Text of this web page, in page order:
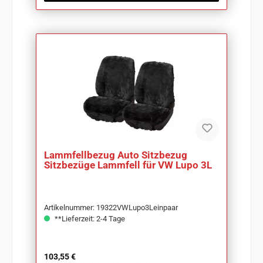
Lammfellbezug Auto Sitzbezug
Sitzbezüge Lammfell für VW Lupo 3L
Artikelnummer: 19322VWLupo3Leinpaar
**Lieferzeit: 2-4 Tage
Regulärer Preis:
103,55 €